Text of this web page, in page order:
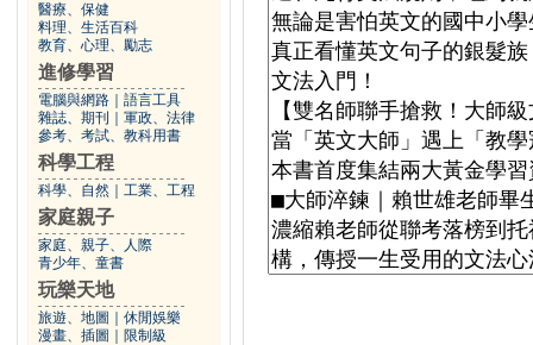
醫療、保健
料理、生活百科
教育、心理、勵志
進修學習
電腦與網路
語言工具
雜誌、期刊
軍政、法律
參考、考試、教科用書
科學工程
科學、自然 工業、工程
家庭親子
家庭、親子、人際
青少年、童書
玩樂天地
旅遊、地圖
休閒娛樂
漫畫、插圖
限制級